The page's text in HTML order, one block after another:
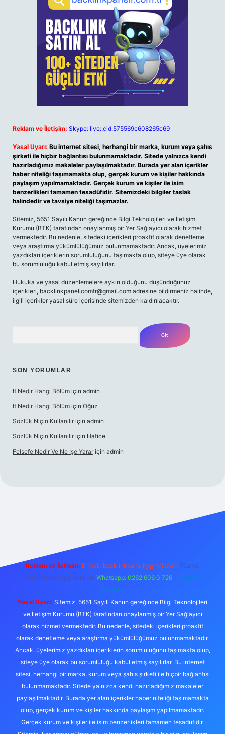
Reklam ve İletişim: Skype: live:.cid.575569c608265c69
Yasal Uyarı: Bu internet sitesi, herhangi bir marka, kurum veya şahıs
şirketi ile hiçbir bağlantısı bulunmamaktadır. Sitede yalnızca kendi
hazırladığımız makaleler paylaşılmaktadır. Burada yer alan içerikler
haber niteliği taşımamakta olup, gerçek kurum ve kişiler hakkında
paylaşım yapılmamaktadır. Gerçek kurum ve kişiler ile isim
benzerlikleri tamamen tesadüfidir. Sitemizdeki bilgiler taslak
halindedir ve tavsiye niteliği taşımazlar.
Sitemiz, 5651 Sayılı Kanun gereğince Bilgi Teknolojileri ve İletişim
Kurumu (BTK) tarafından onaylanmış bir Yer Sağlayıcı olarak hizmet
vermektedir. Bu nedenle, sitedeki içerikleri proaktif olarak denetleme
veya araştırma yükümlülüğümüz bulunmamaktadır. Ancak, üyelerimiz
yazdıkları içeriklerin sorumluluğunu taşımakta olup, siteye üye olarak
bu sorumluluğu kabul etmiş sayılırlar.
Hukuka ve yasal düzenlemelere aykırı olduğunu düşündüğünüz
içerikleri, backlinkpanelicomtr@gmail.com adresine bildirmeniz halinde,
ilgili içerikler yasal süre içerisinde sitemizden kaldırılacaktır.
SON YORUMLAR
It Nedir Hangi Bölüm için admin
It Nedir Hangi Bölüm için Oğuz
Sözlük Niçin Kullanılır için admin
Sözlük Niçin Kullanılır için Hatice
Felsefe Nedir Ve Ne Işe Yarar için admin
Reklam ve İletişim: E-mail: backlinkpaneli@gmail.com Teams:
forumhizmeti@gmail.com Whatsapp: 0262 606 0 726 Telegram:
@karabul
Yasal Uyarı: Sitemiz, 5651 Sayılı Kanun gereğince Bilgi Teknolojileri
ve İletişim Kurumu (BTK) tarafından onaylanmış bir Yer Sağlayıcı
olarak hizmet vermektedir. Bu nedenle, sitedeki içerikleri proaktif
olarak denetleme veya araştırma yükümlülüğümüz bulunmamaktadır.
Ancak, üyelerimiz yazdıkları içeriklerin sorumluluğunu taşımakta olup,
siteye üye olarak bu sorumluluğu kabul etmiş sayılırlar. Bu internet
sitesi, herhangi bir marka, kurum veya şahıs şirketi ile hiçbir bağlantısı
bulunmamaktadır. Sitede yalnızca kendi hazırladığımız makaleler
paylaşılmaktadır. Burada yer alan içerikler haber niteliği taşımamakta
olup, gerçek kurum ve kişiler hakkında paylaşım yapılmamaktadır.
Gerçek kurum ve kişiler ile isim benzerlikleri tamamen tesadüfidir.